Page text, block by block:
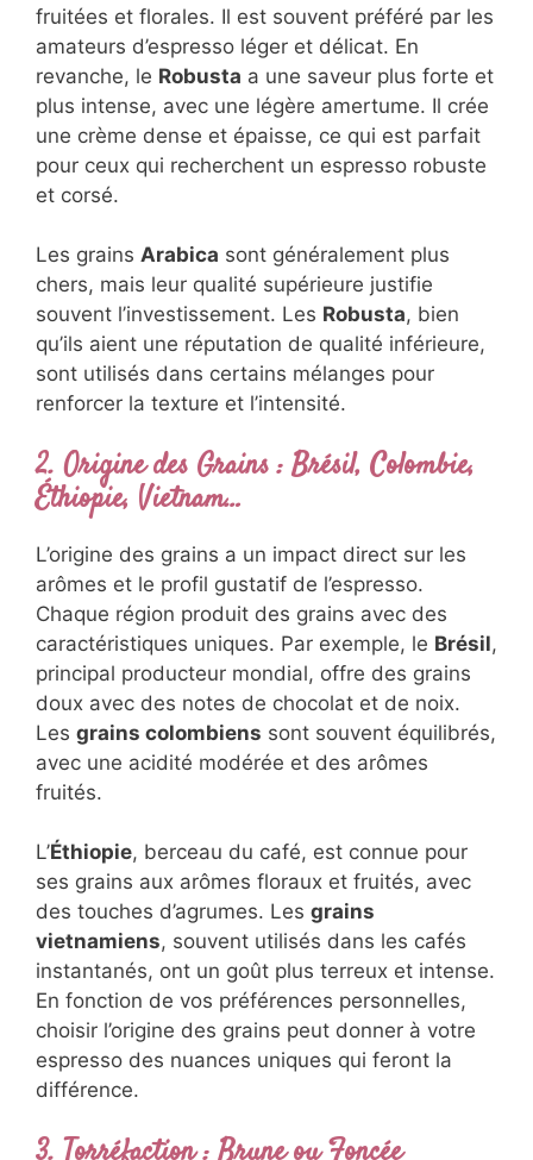
fruitées et florales. Il est souvent préféré par les
amateurs d’espresso léger et délicat. En
revanche, le Robusta a une saveur plus forte et
plus intense, avec une légère amertume. Il crée
une crème dense et épaisse, ce qui est parfait
pour ceux qui recherchent un espresso robuste
et corsé.
Les grains Arabica sont généralement plus
chers, mais leur qualité supérieure justifie
souvent l’investissement. Les Robusta, bien
qu’ils aient une réputation de qualité inférieure,
sont utilisés dans certains mélanges pour
renforcer la texture et l’intensité.
2. Origine des Grains : Brésil, Colombie,
Éthiopie, Vietnam…
L’origine des grains a un impact direct sur les
arômes et le profil gustatif de l’espresso.
Chaque région produit des grains avec des
caractéristiques uniques. Par exemple, le Brésil,
principal producteur mondial, offre des grains
doux avec des notes de chocolat et de noix.
Les grains colombiens sont souvent équilibrés,
avec une acidité modérée et des arômes
fruités.
L’Éthiopie, berceau du café, est connue pour
ses grains aux arômes floraux et fruités, avec
des touches d’agrumes. Les grains
vietnamiens, souvent utilisés dans les cafés
instantanés, ont un goût plus terreux et intense.
En fonction de vos préférences personnelles,
choisir l’origine des grains peut donner à votre
espresso des nuances uniques qui feront la
différence.